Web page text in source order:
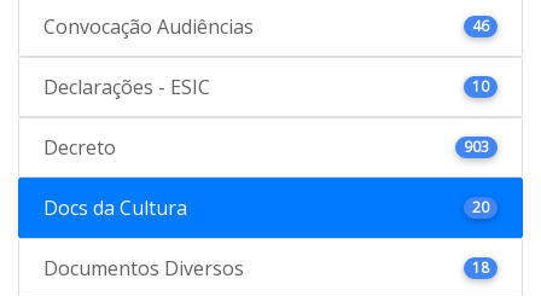
Convocação Audiências 46
Declarações - ESIC 10
Decreto 903
Docs da Cultura 20
Documentos Diversos 18